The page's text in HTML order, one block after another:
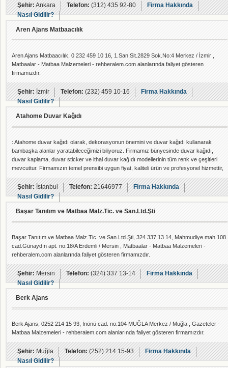
her türlü Matbaa ve Fantazi işlere uygun Grafik Tasarım Atölyesi, Mücellithane, Ofset
Bask�
Şehir:Ankara Telefon:(312) 435 92-80
Firma Hakkında
Nasıl Gidilir?
Aren Ajans Matbaacılık
Aren Ajans Matbaacılık, 0 232 459 10 16, 1.San.Sit.2829 Sok.No:4 Merkez / İzmir ,
Matbaalar - Matbaa Malzemeleri - rehberalem.com alanlarında faliyet gösteren
firmamızdır.
Şehir:İzmir Telefon:(232) 459 10-16
Firma Hakkında
Nasıl Gidilir?
Atahome Duvar Kağıdı
: Atahome duvar kağıdı olarak, dekorasyonun önemini ve duvar kağıdı kullanarak
bambaşka alanlar yaratabileceğimizi biliyoruz. Firmamız bünyesinde duvar kağıdı,
duvar kaplama, duvar sticker ve ithal duvar kağıdı modellerinin tüm renk ve çeşitleri
mevcuttur. Firmamızın temel prensibi uygun fiyat, kaliteli ürün ve profesyonel hizmettir,
perakende satışımızın yanı sıra firmalara toptan satışımızda bulunmaktadır. Duvar
kağıdı uygulaması sıradan bir işlem değildir. Amatör veya yanlış bir uygulama sizi maddi
kayba, zaman kayb
Şehir:İstanbul Telefon:21646977
Firma Hakkında
Nasıl Gidilir?
Başar Tanıtım ve Matbaa Malz.Tic. ve San.Ltd.Şti
Başar Tanıtım ve Matbaa Malz.Tic. ve San.Ltd.Şti, 324 337 13 14, Mahmudiye mah.108
cad.Günaydın apt. no:18/A Erdemli / Mersin , Matbaalar - Matbaa Malzemeleri -
rehberalem.com alanlarında faliyet gösteren firmamızdır.
Şehir:Mersin Telefon:(324) 337 13-14
Firma Hakkında
Nasıl Gidilir?
Berk Ajans
Berk Ajans, 0252 214 15 93, İnönü cad. no:104 MUĞLA Merkez / Muğla , Gazeteler -
Matbaa Malzemeleri - rehberalem.com alanlarında faliyet gösteren firmamızdır.
Şehir:Muğla Telefon:(252) 214 15-93
Firma Hakkında
Nasıl Gidilir?